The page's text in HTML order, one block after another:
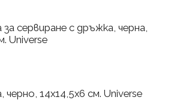
за сервиране с дръжка, черна,
Universe
черно, 14x14,5x6 см. Universe